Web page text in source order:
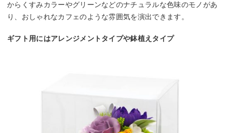
からくすみカラーやグリーンなどのナチュラルな色味のモノがあ
り、おしゃれなカフェのような雰囲気を演出できます。
ギフト用にはアレンジメントタイプや鉢植えタイプ